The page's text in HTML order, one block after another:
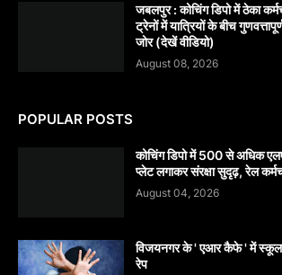
जबलपुर : कोचिंग डिपो में ठेका
ट्रेनों में यात्रियों के बीच
जोर (देखें वीडियो)
August 08, 2026
POPULAR POSTS
कोचिंग डिपो में 500 से अधिक
प्लेट लगाकर संरक्षा सुदृढ़, रेल
August 04, 2026
विजयनगर के ' एआर कैफे ' में स्कूल
रेप